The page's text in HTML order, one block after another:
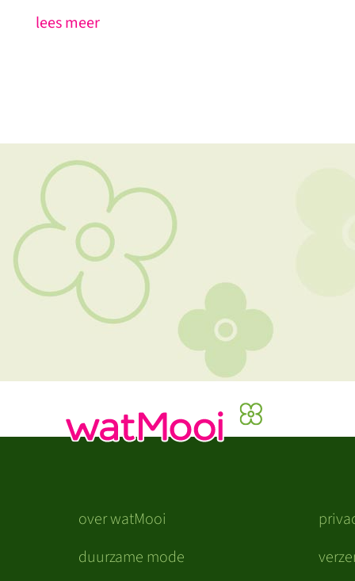
lees meer
over watMooi
duurzame mode